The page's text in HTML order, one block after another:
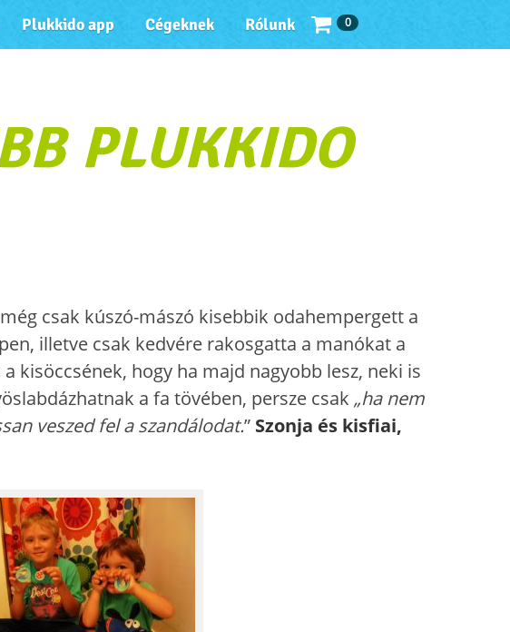
Plukkido app Cégeknek Rólunk 0
PLUKKIDO
csak kúszó-mászó kisebbik odahempergett a
illetve csak kedvére rakosgatta a manókat a
kisöccsének, hogy ha majd nagyobb lesz, neki is
a fa tövében, persze csak „ha nem
veszed fel a szandálodat.” Szonja és kisfiai,